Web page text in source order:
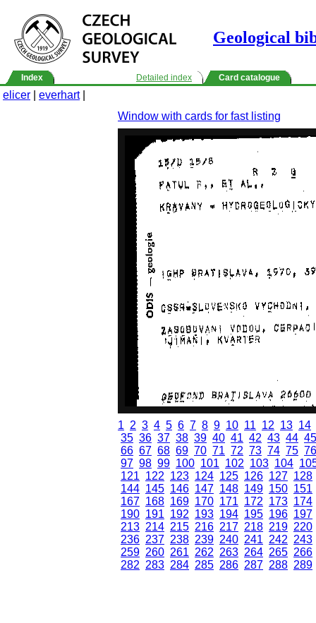
Geological
Index
elicer everhart|
Detailed index Card catalogue
Window with cards for fast listing
1 2 3 4 5 6 7 8 9 10 11 12 13 14
35 36 37 38 39 40 41 42 43 44 45
66 67 68 69 70 71 72 73 74 75 76
97 98 99 100 101 102 103 104
121 122 123 124 125 126 127 128
144 145 146 147 148 149 150 151
167 168 169 170 171 172 173 174
190 191 192 193 194 195 196 197
213 214 215 216 217 218 219 220
236 237 238 239 240 241 242 243
259 260 261 262 263 264 265 266
282 283 284 285 286 287 288 289